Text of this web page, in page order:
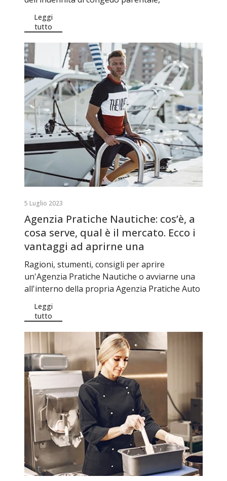
Leggi
tutto
5 Luglio 2023
Agenzia Pratiche Nautiche: cos’è, a
cosa serve, qual è il mercato. Ecco i
vantaggi ad aprirne una
Ragioni, stumenti, consigli per aprire
un'Agenzia Pratiche Nautiche o avviarne una
all'interno della propria Agenzia Pratiche Auto
Leggi
tutto